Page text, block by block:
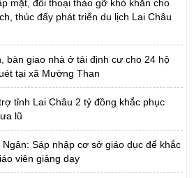
mặt, đối thoại tháo gỡ khó khăn cho
thúc đẩy phát triển du lịch Lai Châu
bàn giao nhà ở tái định cư cho 24 hộ
tại xã Mường Than
tỉnh Lai Châu 2 tỷ đồng khắc phục
lũ
Sáp nhập cơ sở giáo dục để khắc
viên giảng dạy